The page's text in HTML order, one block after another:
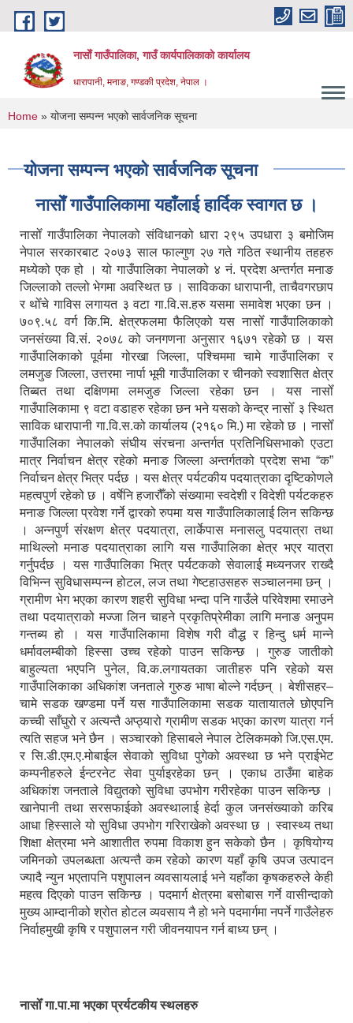
Skip to main content
नासाेँ गाउँपालिका, गाउँ कार्यपालिकाकाे कार्यालय
धारापानी, मनाङ, गण्डकी प्रदेश, नेपाल ।
You are here
Home » योजना सम्पन्न भएको सार्वजनिक सूचना
योजना सम्पन्न भएको सार्वजनिक सूचना
नासाेँ गाउँपालिकामा यहाँलाई हार्दिक स्वागत छ ।
नासोँ गाउँपालिका नेपालको संविधानको धारा २९५ उपधारा ३ बमोजिम
नेपाल सरकारबाट २०७३ साल फाल्गुण २७ गते गठित स्थानीय तहहरु
मध्येको एक हो । यो गाउँपालिका नेपालको ४ नं. प्रदेश अन्तर्गत मनाङ
जिल्लाको तल्लो भेगमा अवस्थित छ । साविकका धारापानी‚ ताचैवगरछाप
र थोँचे गाविस लगायत ३ वटा गा.वि.स.हरु यसमा समावेश भएका छन ।
७०९.५८ वर्ग कि.मि. क्षेत्रफलमा फैलिएको यस नासोँ गाउँपालिकाको
जनसंख्या वि.सं. २०७८ को जनगणना अनुसार १६७१ रहेको छ । यस
गाउँपालिकाको पूर्वमा गोरखा जिल्ला, पश्चिममा चामे गाउँपालिका र
लमजुङ जिल्ला, उत्तरमा नार्पा भूमी गाउँपालिका र चीनको स्वशासित क्षेत्र
तिब्बत तथा दक्षिणमा लमजुङ जिल्ला रहेका छन । यस नासोँ
गाउँपालिकामा ९ वटा वडाहरु रहेका छन भने यसको केन्द्र नासोँ ३ स्थित
साविक धारापानी गा.वि.स.को कार्यालय (२१६० मि.) मा रहेको छ । नासोँ
गाउँपालिका नेपालको संघीय संरचना अन्तर्गत प्रतिनिधिसभाको एउटा
मात्र निर्वाचन क्षेत्र रहेको मनाङ जिल्ला अन्तर्गतको प्रदेश सभा “क”
निर्वाचन क्षेत्र भित्र पर्दछ । यस क्षेत्र पर्यटकीय पदयात्राका दृष्टिकोणले
महत्वपुर्ण रहेको छ । वर्षेनि हजारौँको संख्यामा स्वदेशी र विदेशी पर्यटकहरु
मनाङ जिल्ला प्रवेश गर्ने द्वारको रुपमा यस गाउँपालिकालाई लिन सकिन्छ
। अन्नपुर्ण संरक्षण क्षेत्र पदयात्रा, लार्केपास मनासलु पदयात्रा तथा
माथिल्लो मनाङ पदयात्राका लागि यस गाउँपालिका क्षेत्र भएर यात्रा
गर्नुपर्दछ । यस गाउँपालिका भित्र पर्यटकको सेवालाई मध्यनजर राख्दै
विभिन्न सुविधासम्पन्न होटल, लज तथा गेष्टहाउसहरु सञ्चालनमा छन् ।
ग्रामीण भेग भएका कारण शहरी सुविधा भन्दा पनि गाउँले परिवेशमा रमाउने
तथा पदयात्राको मज्जा लिन चाहने प्रकृतिप्रेमीका लागि मनाङ अनुपम
गन्तब्य हो । यस गाउँपालिकामा विशेष गरी वौद्ध र हिन्दु धर्म मान्ने
धर्मावलम्बीको हिस्सा उच्च रहेको पाउन सकिन्छ । गुरुङ जातीको
बाहुल्यता भएपनि पुनेल, वि.क.लगायतका जातीहरु पनि रहेको यस
गाउँपालिकाका अधिकांश जनताले गुरुङ भाषा बोल्ने गर्दछन् । बेशीसहर–
चामे सडक खण्डमा पर्ने यस गाउँपालिकामा सडक यातायातले छोएपनि
कच्ची साँघुरो र अत्यन्तै अप्ठ्यारो ग्रामीण सडक भएका कारण यात्रा गर्न
त्यति सहज भने छैन । सञ्चारको हिसाबले नेपाल टेलिकमको जि.एस.एम.
र सि.डी.एम.ए.मोबाईल सेवाको सुविधा पुगेको अवस्था छ भने प्राईभेट
कम्पनीहरुले ईन्टरनेट सेवा पुर्याइरहेका छन् । एकाध ठाउँमा बाहेक
अधिकांश जनताले विद्युतको सुविधा उपभोग गरीरहेका पाउन सकिन्छ ।
खानेपानी तथा सरसफाईको अवस्थालाई हेर्दा कुल जनसंख्याको करिब
आधा हिस्साले यो सुविधा उपभोग गरिराखेको अवस्था छ । स्वास्थ्य तथा
शिक्षा क्षेत्रमा भने आशातीत रुपमा विकाश हुन सकेको छैन । कृषियोग्य
जमिनको उपलब्धता अत्यन्तै कम रहेको कारण यहाँ कृषि उपज उत्पादन
ज्यादै न्युन भएतापनि पशुपालन व्यवसायलाई भने यहाँका कृषकहरुले केही
महत्व दिएको पाउन सकिन्छ । पदमार्ग क्षेत्रमा बसोबास गर्ने वासीन्दाको
मुख्य आम्दानीको श्रोत होटल व्यवसाय नै हो भने पदमार्गमा नपर्ने गाउँलेहरु
निर्वाहमुखी कृषि र पशुपालन गरी जीवनयापन गर्न बाध्य छन् ।
नासोँ गा.पा.मा भएका प्रर्यटकीय स्थलहरु